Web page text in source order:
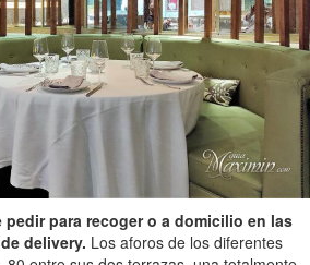
para recoger o a domicilio en las
delivery. Los aforos de los diferentes